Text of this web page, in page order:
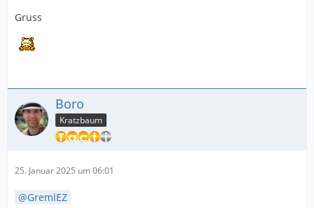
Gruss
Boro
Kratzbaum
25. Januar 2025 um 06:01
GremlEZ